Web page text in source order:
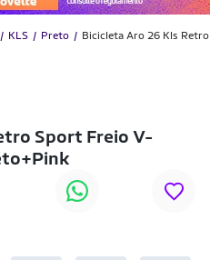
KLS Preto Bicicleta Aro 26 Kls
Sport Freio V-
OFF